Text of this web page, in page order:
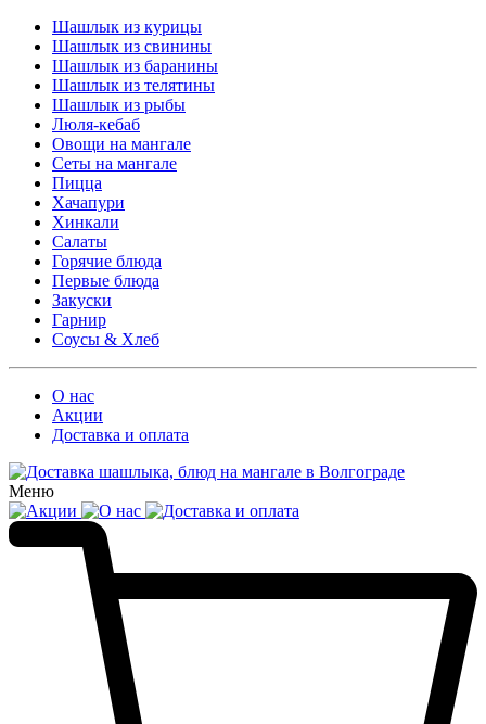
Шашлык из курицы
Шашлык из свинины
Шашлык из баранины
Шашлык из телятины
Шашлык из рыбы
Люля-кебаб
Овощи на мангале
Cеты на мангале
Пицца
Хачапури
Хинкали
Салаты
Горячие блюда
Первые блюда
Закуски
Гарнир
Соусы & Хлеб
О нас
Акции
Доставка и оплата
Меню